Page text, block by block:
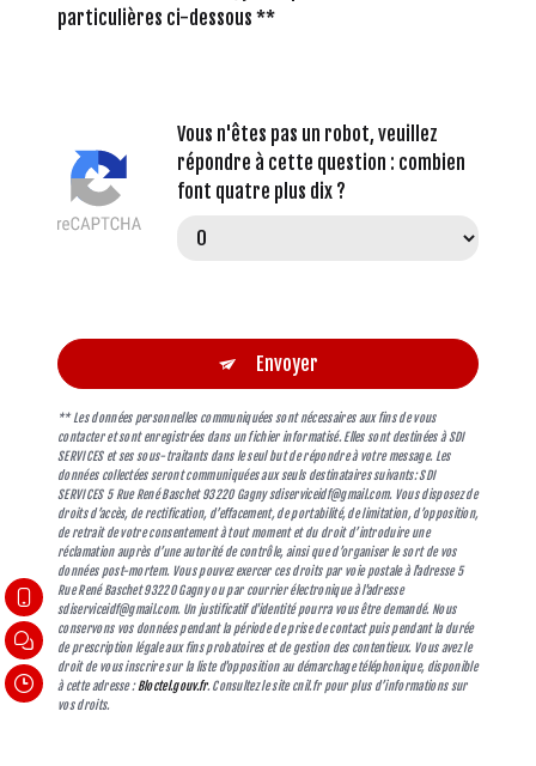
particulières ci-dessous **
Vous n'êtes pas un robot, veuillez
répondre à cette question : combien
font quatre plus dix ?
Envoyer
** Les données personnelles communiquées sont nécessaires aux fins de vous
contacter et sont enregistrées dans un fichier informatisé. Elles sont destinées à SDI
SERVICES et ses sous-traitants dans le seul but de répondre à votre message. Les
données collectées seront communiquées aux seuls destinataires suivants: SDI
SERVICES 5 Rue René Baschet 93220 Gagny sdiserviceidf@gmail.com. Vous disposez de
droits d’accès, de rectification, d’effacement, de portabilité, de limitation, d’opposition,
de retrait de votre consentement à tout moment et du droit d’introduire une
réclamation auprès d’une autorité de contrôle, ainsi que d’organiser le sort de vos
données post-mortem. Vous pouvez exercer ces droits par voie postale à l'adresse 5
Rue René Baschet 93220 Gagny ou par courrier électronique à l'adresse
sdiserviceidf@gmail.com. Un justificatif d'identité pourra vous être demandé. Nous
conservons vos données pendant la période de prise de contact puis pendant la durée
de prescription légale aux fins probatoires et de gestion des contentieux. Vous avez le
droit de vous inscrire sur la liste d'opposition au démarchage téléphonique, disponible
à cette adresse :Bloctel.gouv.fr. Consultez le site cnil.fr pour plus d’informations sur
vos droits.